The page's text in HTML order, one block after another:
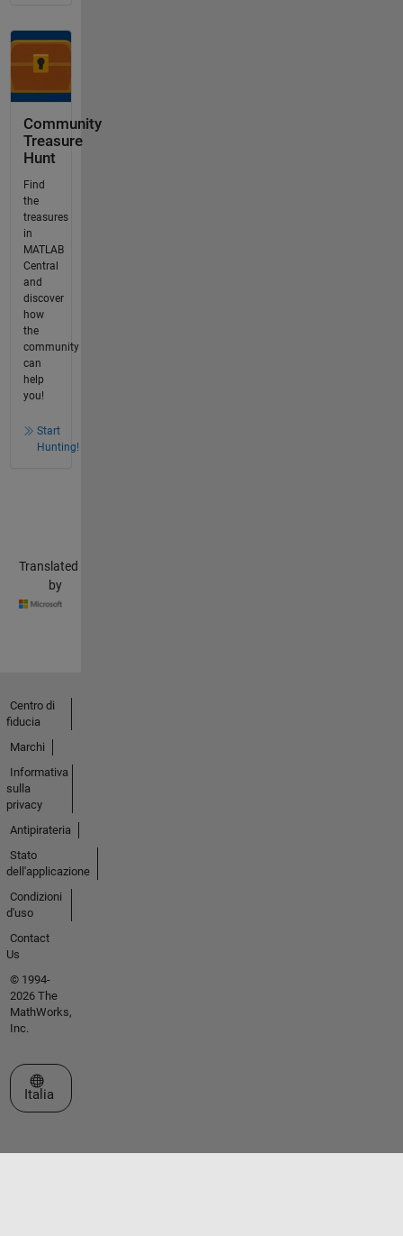
Community
Treasure
Hunt
Find
the
treasures
in
MATLAB
Central
and
discover
how
the
community
can
help
you!
Start
Hunting!
Translated
by
Centro di
fiducia
Marchi
Informativa
sulla
privacy
Antipirateria
Stato
dell'applicazione
Condizioni
d'uso
Contact
Us
© 1994-
2026 The
MathWorks,
Inc.
Seleziona un sito web
Italia